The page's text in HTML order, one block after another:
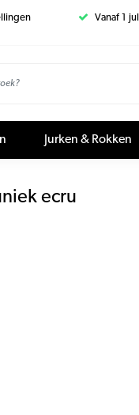
Vanaf 1
Jurken & Rokken
ecru